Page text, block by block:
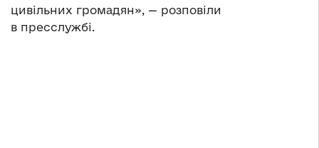
цивільних громадян», — розповіли
в пресслужбі.